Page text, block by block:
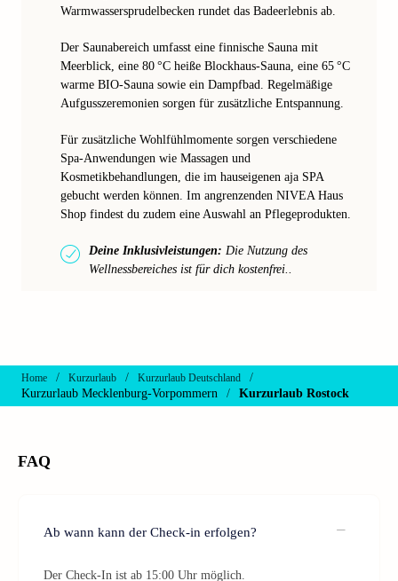
Warmwassersprudelbecken rundet das Badeerlebnis ab.
Der Saunabereich umfasst eine finnische Sauna mit
Meerblick, eine 80 °C heiße Blockhaus-Sauna, eine 65 °C
warme BIO-Sauna sowie ein Dampfbad. Regelmäßige
Aufgusszeremonien sorgen für zusätzliche Entspannung.
Für zusätzliche Wohlfühlmomente sorgen verschiedene
Spa-Anwendungen wie Massagen und
Kosmetikbehandlungen, die im hauseigenen aja SPA
gebucht werden können. Im angrenzenden NIVEA Haus
Shop findest du zudem eine Auswahl an Pflegeprodukten.
Deine Inklusivleistungen: Die Nutzung des
Wellnessbereiches ist für dich kostenfrei..
Home / Kurzurlaub / Kurzurlaub Deutschland
/
Kurzurlaub Mecklenburg-Vorpommern
/ Kurzurlaub Rostock
FAQ
Ab wann kann der Check-in erfolgen?
Der Check-In ist ab 15:00 Uhr möglich.